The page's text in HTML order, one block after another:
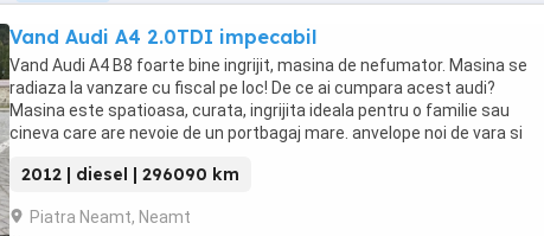
Vand Audi A4 2.0TDI impecabil
Vand Audi A4 B8 foarte bine ingrijit, masina de nefumator. Masina se
radiaza la vanzare cu fiscal pe loc! De ce ai cumpara acest audi?
Masina este spatioasa, curata, ingrijita ideala pentru o familie sau
cineva care are nevoie de un portbagaj mare. anvelope noi de vara si
2012 | diesel | 296090 km
Piatra Neamt, Neamt